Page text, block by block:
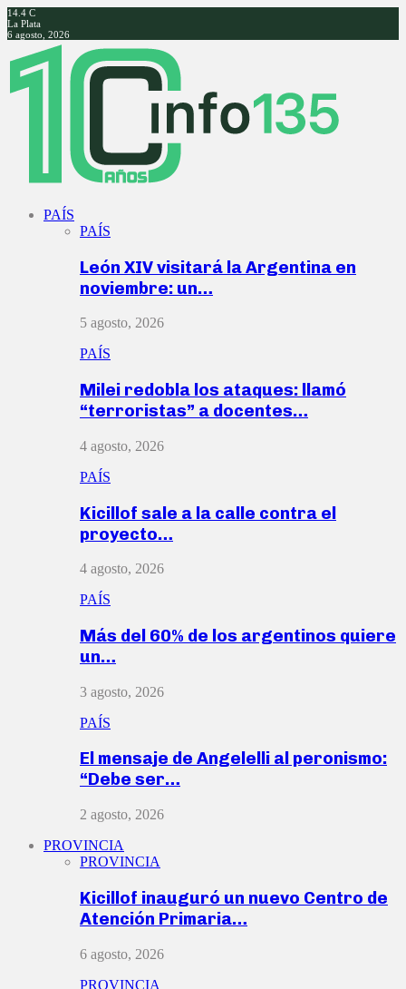
14.4 C
La Plata
6 agosto, 2026
Facebook
Twitter
Instagram
Youtube
PAÍS
PAÍS
León XIV visitará la Argentina en
noviembre: un…
5 agosto, 2026
PAÍS
Milei redobla los ataques: llamó
“terroristas” a docentes…
4 agosto, 2026
PAÍS
Kicillof sale a la calle contra el
proyecto…
4 agosto, 2026
PAÍS
Más del 60% de los argentinos quiere
un…
3 agosto, 2026
PAÍS
El mensaje de Angelelli al peronismo:
“Debe ser…
2 agosto, 2026
PROVINCIA
PROVINCIA
Kicillof inauguró un nuevo Centro de
Atención Primaria…
6 agosto, 2026
PROVINCIA